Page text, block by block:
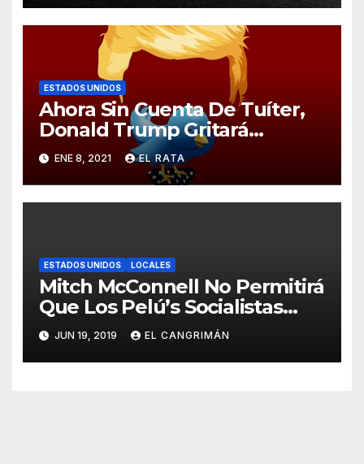
ESTADOS UNIDOS
Ahora Sin Cuenta De Tuíter,
Donald Trump Gritará
Barrabasadas Desde Una
Tumbacocos
ENE 8, 2021 EL RATA
ESTADOS UNIDOS LOCALES
Mitch McConnell No Permitirá
Que Los Pelú’s Socialistas
Comunistas Del PNP Logren
La Estadidad
JUN 19, 2019 EL CANGRIMÁN